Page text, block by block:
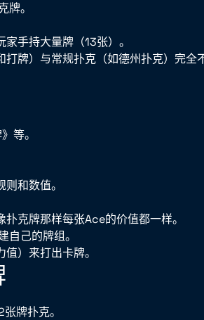
。
手持大量牌（13张）。
牌）与常规扑克（如德州扑克）完全
等。
和数值。
克牌那样每张Ace的价值都一样。
己的牌组。
）来打出卡牌。
牌扑克。